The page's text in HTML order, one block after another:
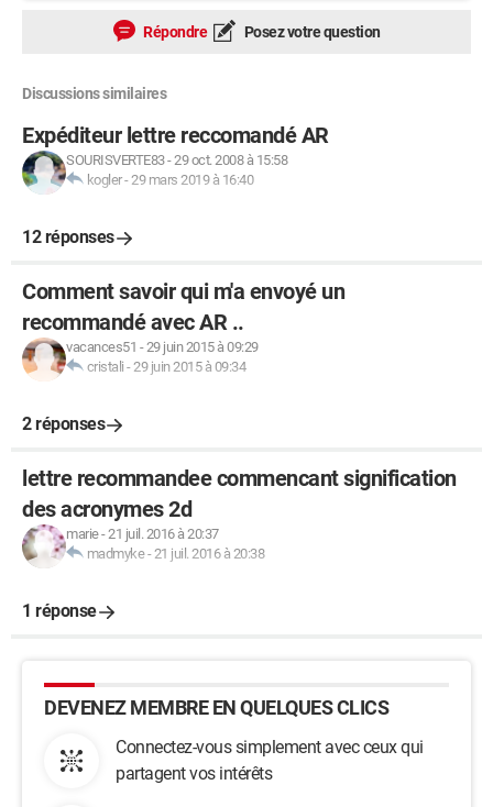
Répondre Posez votre question
Discussions similaires
Expéditeur lettre reccomandé AR
SOURISVERTE83-29 oct. 2008 à 15:58
kogler-29 mars 2019 à 16:40
12 réponses
Comment savoir qui m'a envoyé un
recommandé avec AR ..
vacances51 -29 juin 2015 à 09:29
cristali -29 juin 2015 à 09:34
2 réponses
lettre recommandee commencant signification
des acronymes 2d
marie-21 juil. 2016 à 20:37
madmyke-21 juil. 2016 à 20:38
1 réponse
DEVENEZ MEMBRE EN QUELQUES CLICS
Connectez-vous simplement avec ceux qui
partagent vos intérêts